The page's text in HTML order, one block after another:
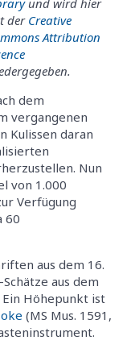
der Creative
Attribution
dem
vergangenen
Kulissen daran
Nun
von 1.000
Verfügung
60
aus dem 16.
aus dem
Höhepunkt ist
(MS Mus. 1591,